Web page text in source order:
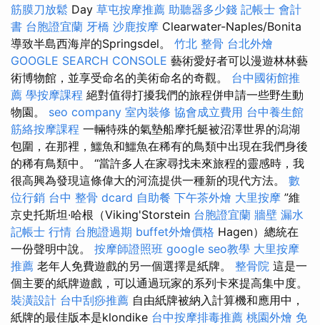
筋膜刀放鬆 Day 草屯按摩推薦 助聽器多少錢 記帳士 會計
書 台胞證宜蘭 牙橋 沙鹿按摩 Clearwater-Naples/Bonita
導致半島西海岸的Springsdel。 竹北 整骨 台北外燴
GOOGLE SEARCH CONSOLE 藝術愛好者可以漫遊林林藝
術博物館，並享受命名的美術命名的奇觀。 台中國術館推
薦 學按摩課程 絕對值得打擾我們的旅程併申請一些野生動
物園。 seo company 室內裝修 協會成立費用 台中養生館
筋絡按摩課程 一輛特殊的氣墊船摩托艇被沼澤世界的潟湖
包圍，在那裡，鱷魚和鱷魚在稀有的鳥類中出現在我們身後
的稀有鳥類中。 “當許多人在家尋找未來旅程的靈感時，我
很高興為發現這條偉大的河流提供一種新的現代方法。 數
位行銷 台中 整骨 dcard 自助餐 下午茶外燴 大里按摩 ”維
京史托斯坦·哈根（Viking'Storstein 台胞證宜蘭 牆壁 漏水
記帳士 行情 台胞證過期 buffet外燴價格 Hagen）總統在
一份聲明中說。 按摩師證照班 google seo教學 大里按摩
推薦 老年人免費遊戲的另一個選擇是紙牌。 整骨院 這是一
個主要的紙牌遊戲，可以通過玩家的系列卡來提高集中度。
裝潢設計 台中刮痧推薦 自由紙牌被納入計算機和應用中，
紙牌的最佳版本是klondike 台中按摩排毒推薦 桃園外燴 免